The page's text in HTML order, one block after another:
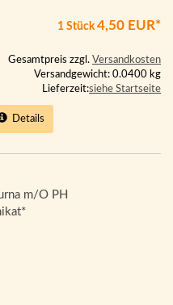
1 Stück4,50 EUR*
Gesamtpreis zzgl. Versandkosten
Versandgewicht: 0.0400 kg
Lieferzeit:siehe Startseite
Details